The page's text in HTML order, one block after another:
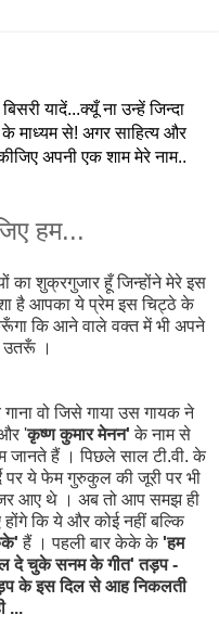
यादें...क्यूँ ना उन्हें जिन्दा
माध्यम से! अगर साहित्य और
अपनी एक शाम मेरे नाम..
हम...
का शुक्रगुजार हूँ जिन्होंने मेरे इस
है आपका ये प्रेम इस चिट्ठे के
कि आने वाले वक्त में भी अपने
उतरूँ ।
वो जिसे गाया उस गायक ने
'कृष्ण कुमार मेनन' के नाम से
जानते हैं ।पिछले साल टी.वी. के
पर ये फेम गुरुकुल की जूरी पर भी
आए थे । अब तो आप समझ ही
होंगे कि ये और कोई नहीं बल्कि
हैं । पहली बार केके के'हम
दे चुके सनम के गीत'तड़प -
के इस दिल से आह निकलती
...